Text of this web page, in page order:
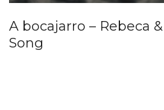
A bocajarro – Rebeca
Song